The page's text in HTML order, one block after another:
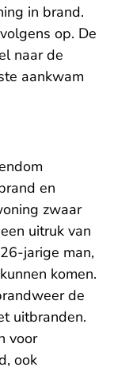
in brand.
op. De
naar de
aankwam
en
zwaar
uitruk van
jarige man,
komen.
de
uitbranden.
voor
ook